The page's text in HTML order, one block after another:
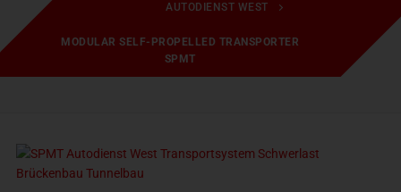
AUTODIENST WEST
MODULAR SELF-PROPELLED TRANSPORTER
SPMT